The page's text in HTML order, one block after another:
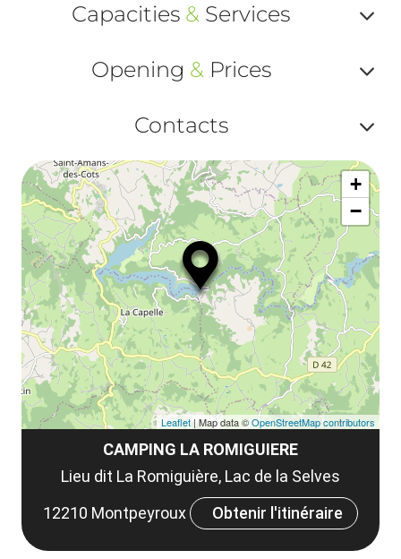
ou
Capacities & Services
ou
Opening &Prices
ou
et
Contacts
ou
CAMPING LA ROMIGUIERE
Lieu dit La Romiguière, Lac de la Selves
12210 Montpeyroux
Obtenir l'itinéraire
+
−
Leaflet | Map data ©OpenStreetMap contributors